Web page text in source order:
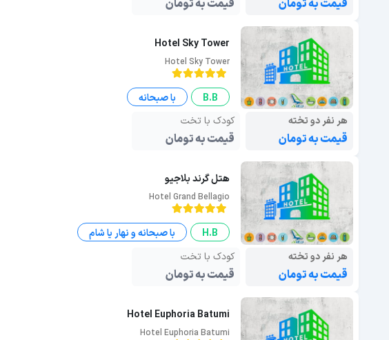
قیمت به تومان قیمت به تومان
Hotel Sky Tower
Hotel Sky Tower
B.B
با صبحانه
هر نفر دو تخته
قیمت به تومان
کودک با تخت
قیمت به تومان
هتل گرند بلاجیو
Hotel Grand Bellagio
H.B
با صبحانه و نهار یا شام
هر نفر دو تخته
قیمت به تومان
کودک با تخت
قیمت به تومان
Hotel Euphoria Batumi
Hotel Euphoria Batumi